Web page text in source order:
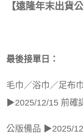
【遠隆年末出貨公
最後接單日：
毛巾／浴巾／足布
▶2025/12/15 前確
公版備品 ▶2025/